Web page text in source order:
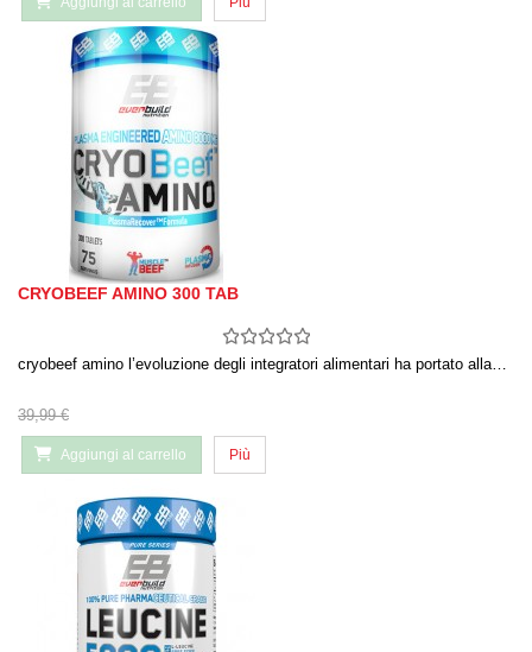
CRYOBEEF AMINO 300 TAB
cryobeef amino l’evoluzione degli integratori alimentari ha portato alla…
39,99 €
Aggiungi al carrello Più